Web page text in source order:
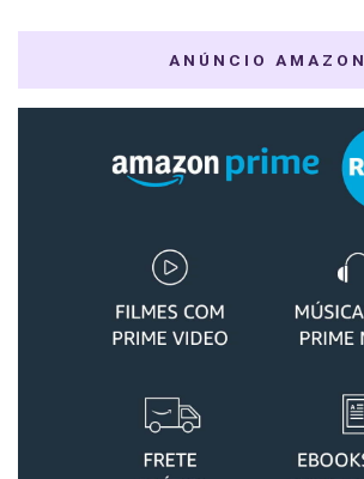
ANÚNCIO AMAZON